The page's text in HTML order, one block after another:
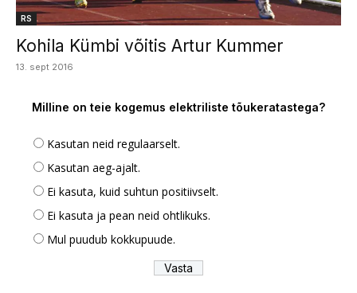
RS
Kohila Kümbi võitis Artur Kummer
13. sept 2016
Milline on teie kogemus elektriliste tõukeratastega?
Kasutan neid regulaarselt.
Kasutan aeg-ajalt.
Ei kasuta, kuid suhtun positiivselt.
Ei kasuta ja pean neid ohtlikuks.
Mul puudub kokkupuude.